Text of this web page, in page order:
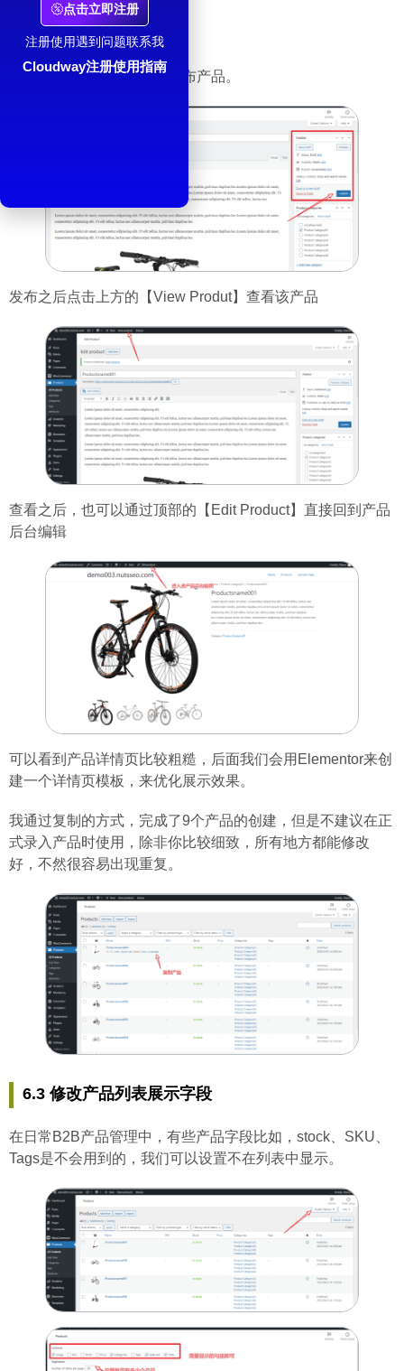
产品发布
产品内容确认无误就可以发布产品。
发布之后点击上方的【View Produt】查看该产品
查看之后，也可以通过顶部的【Edit Product】直接回到产品
后台编辑
可以看到产品详情页比较粗糙，后面我们会用Elementor来创
建一个详情页模板，来优化展示效果。
我通过复制的方式，完成了9个产品的创建，但是不建议在正
式录入产品时使用，除非你比较细致，所有地方都能修改
好，不然很容易出现重复。
6.3 修改产品列表展示字段
在日常B2B产品管理中，有些产品字段比如，stock、SKU、
Tags是不会用到的，我们可以设置不在列表中显示。
点击立即注册
注册使用遇到问题联系我
Cloudway注册使用指南